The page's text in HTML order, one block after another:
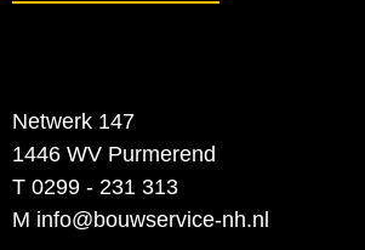
Netwerk 147
1446 WV Purmerend
T 0299 - 231 313
M info@bouwservice-nh.nl